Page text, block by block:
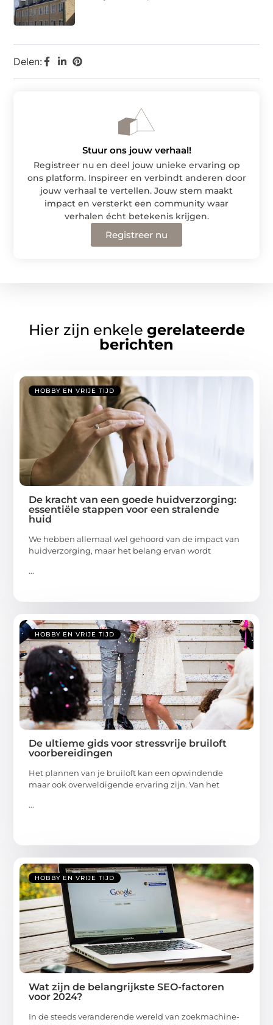
Delen:
Stuur ons jouw verhaal!
Registreer nu en deel jouw unieke ervaring op
ons platform. Inspireer en verbindt anderen door
jouw verhaal te vertellen. Jouw stem maakt
impact en versterkt een community waar
verhalen écht betekenis krijgen.
Registreer nu
Hier zijn enkele gerelateerde
berichten
HOBBY EN VRIJE TIJD
De kracht van een goede huidverzorging:
essentiële stappen voor een stralende
huid
We hebben allemaal wel gehoord van de impact van
huidverzorging, maar het belang ervan wordt
...
HOBBY EN VRIJE TIJD
De ultieme gids voor stressvrije bruiloft
voorbereidingen
Het plannen van je bruiloft kan een opwindende
maar ook overweldigende ervaring zijn. Van het
...
HOBBY EN VRIJE TIJD
Wat zijn de belangrijkste SEO-factoren
voor 2024?
In de steeds veranderende wereld van zoekmachine-